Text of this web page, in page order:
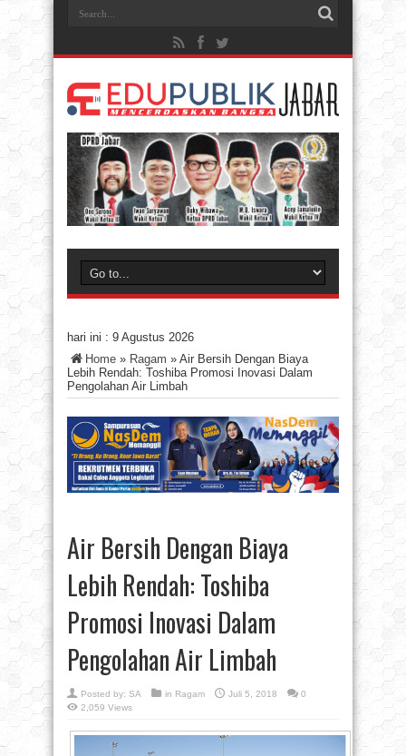
hari ini : 9 Agustus 2026
Home » Ragam » Air Bersih Dengan Biaya
Lebih Rendah: Toshiba Promosi Inovasi Dalam
Pengolahan Air Limbah
Air Bersih Dengan Biaya
Lebih Rendah: Toshiba
Promosi Inovasi Dalam
Pengolahan Air Limbah
Posted by: SA in Ragam Juli 5, 2018
0
2,059 Views